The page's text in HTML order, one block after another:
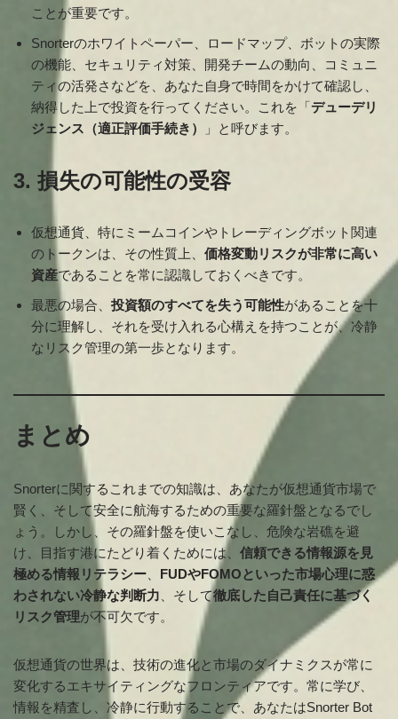
ことが重要です。
Snorterのホワイトペーパー、ロードマップ、ボットの実際
の機能、セキュリティ対策、開発チームの動向、コミュニ
ティの活発さなどを、あなた自身で時間をかけて確認し、
納得した上で投資を行ってください。これを「デューデリ
ジェンス（適正評価手続き）
」と呼びます。
3. 損失の可能性の受容
仮想通貨、特にミームコインやトレーディングボット関連
のトークンは、その性質上、 価格変動リスクが非常に高い
資産であることを常に認識しておくべきです。
最悪の場合、 投資額のすべてを失う可能性があることを十
分に理解し、それを受け入れる心構えを持つことが、冷静
なリスク管理の第一歩となります。
まとめ
Snorterに関するこれまでの知識は、あなたが仮想通貨市場で
賢く、そして安全に航海するための重要な羅針盤となるでし
ょう。しかし、その羅針盤を使いこなし、危険な岩礁を避
け、目指す港にたどり着くためには、 信頼できる情報源を見
極める情報リテラシー
FUDやFOMOといった市場心理に惑
わされない冷静な判断力 、そして徹底した自己責任に基づく
リスク管理が不可欠です。
仮想通貨の世界は、技術の進化と市場のダイナミクスが常に
変化するエキサイティングなフロンティアです。常に学び、
情報を精査し、冷静に行動することで、あなたはSnorter Bot